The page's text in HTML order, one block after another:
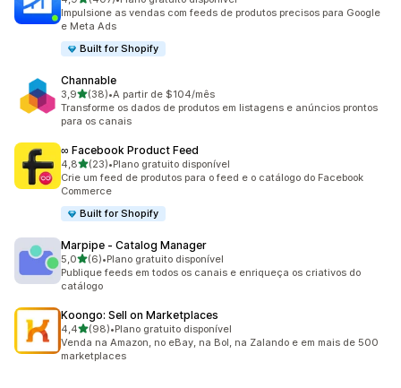
407 avaliações ao todo
Impulsione as vendas com feeds de produtos precisos para Google
e Meta Ads
Built for Shopify
Channable
3,9de 5 estrelas
(38)
38 avaliações ao todo
•A partir de $104/mês
Transforme os dados de produtos em listagens e anúncios prontos
para os canais
∞ Facebook Product Feed
4,8de 5 estrelas
(23)
23 avaliações ao todo
•Plano gratuito disponível
Crie um feed de produtos para o feed e o catálogo do Facebook
Commerce
Built for Shopify
Marpipe ‑ Catalog Manager
5,0de 5 estrelas
(6)
6 avaliações ao todo
•Plano gratuito disponível
Publique feeds em todos os canais e enriqueça os criativos do
catálogo
Koongo: Sell on Marketplaces
4,4de 5 estrelas
(98)
98 avaliações ao todo
•Plano gratuito disponível
Venda na Amazon, no eBay, na Bol, na Zalando e em mais de 500
marketplaces